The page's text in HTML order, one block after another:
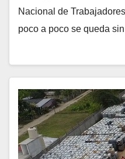
Nacional de
poco a poco se queda